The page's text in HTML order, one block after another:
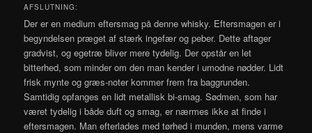
AFSLUTNING:
Der er en medium eftersmag på denne whisky. Eftersmagen er i
begyndelsen præget af stærk ingefær og peber. Dette aftager
gradvist, og egetræ bliver mere tydelig. Der opstår en let
bitterhed, som minder om den man kender i umodne nødder. Lidt
frisk mynte og græs-noter kommer frem fra baggrunden.
Samtidig opfanges en lidt metallisk bi-smag. Sødmen, som har
været tydelig i både duft og smag, er nærmes ikke at finde i
eftersmagen. Man efterlades med tørhed i munden, mens varme